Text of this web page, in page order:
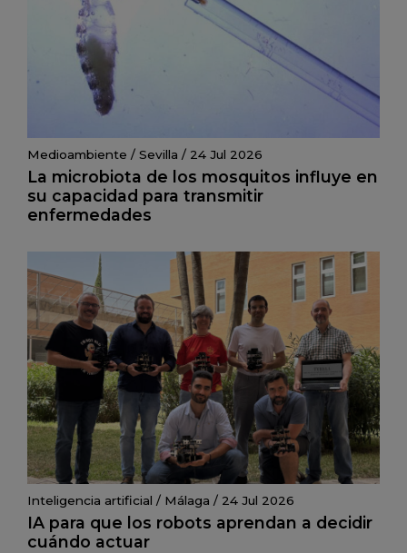
Medioambiente / Sevilla / 24 Jul 2026
La microbiota de los mosquitos influye en
su capacidad para transmitir
enfermedades
Inteligencia artificial / Málaga / 24 Jul 2026
IA para que los robots aprendan a decidir
cuándo actuar